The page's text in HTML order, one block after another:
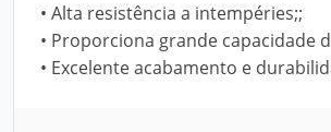
• Alta resistência a intempéries;;
• Proporciona grande capacidade
• Excelente acabamento e